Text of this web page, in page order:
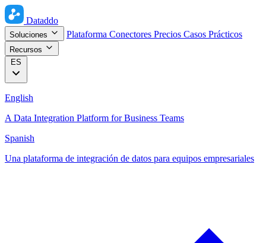
Dataddo
Soluciones Plataforma Conectores Precios Casos Prácticos
Recursos
ES
English
A Data Integration Platform for Business Teams
Spanish
Una plataforma de integración de datos para equipos empresariales